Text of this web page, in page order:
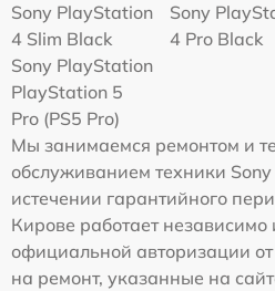
Sony PlayStation
4 Slim Black
Sony
4 Pro Black
Sony PlayStation
PlayStation 5
Pro (PS5 Pro)
Мы занимаемся ремонтом и
обслуживанием техники
истечении гарантийного
Кирове работает независимо
официальной авторизации
на ремонт, указанные на